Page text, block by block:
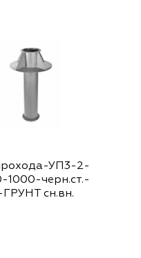
УП3-2-
1000-черн.ст.-
сн.вн.